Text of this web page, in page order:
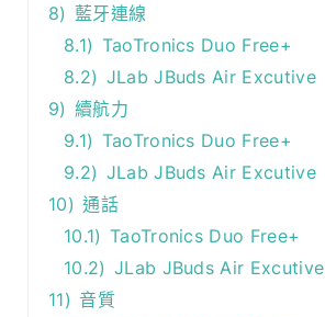
8) 藍牙連線
8.1) TaoTronics Duo Free+
8.2) JLab JBuds Air Excutive
9) 續航力
9.1) TaoTronics Duo Free+
9.2) JLab JBuds Air Excutive
10) 通話
10.1) TaoTronics Duo Free+
10.2) JLab JBuds Air Excutive
11) 音質